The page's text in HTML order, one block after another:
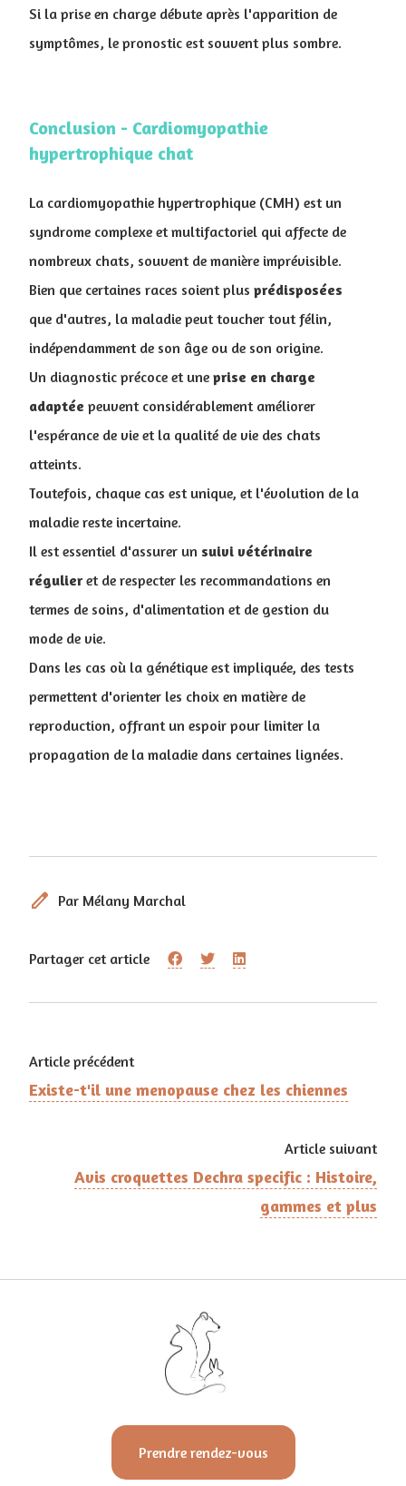
Si la prise en charge débute après l'apparition de
symptômes, le pronostic est souvent plus sombre.
Conclusion - Cardiomyopathie
hypertrophique chat
La cardiomyopathie hypertrophique (CMH) est un
syndrome complexe et multifactoriel qui affecte de
nombreux chats, souvent de manière imprévisible.
Bien que certaines races soient plus prédisposées
que d'autres, la maladie peut toucher tout félin,
indépendamment de son âge ou de son origine.
Un diagnostic précoce et une prise en charge
adaptée peuvent considérablement améliorer
l'espérance de vie et la qualité de vie des chats
atteints.
Toutefois, chaque cas est unique, et l'évolution de la
maladie reste incertaine.
Il est essentiel d'assurer un suivi vétérinaire
régulieret de respecter les recommandations en
termes de soins, d'alimentation et de gestion du
mode de vie.
Dans les cas où la génétique est impliquée, des tests
permettent d'orienter les choix en matière de
reproduction, offrant un espoir pour limiter la
propagation de la maladie dans certaines lignées.
edit Par Mélany Marchal
Partager cet article
Article précédent
Existe-t'il une menopause chez les chiennes
Article suivant
Avis croquettes Dechra specific : Histoire,
gammes et plus
Prendre rendez-vous